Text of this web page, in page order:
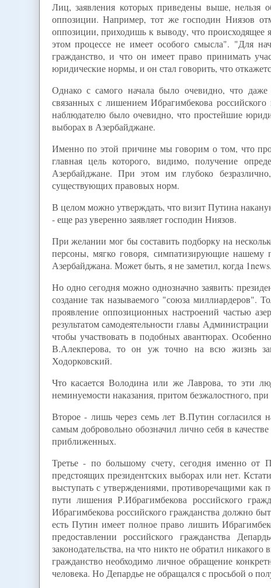
Лиц, заявления которых приведены выше, нельзя
оппозиции. Например, тот же господин Ниязов
оппозиции, приходишь к выводу, что происходящее
этом процессе не имеет особого смысла". "Для
гражданство, и что он имеет право принимать
юридические нормы, и он стал говорить, что
Однако с самого начала было очевидно, что даже
связанных с лишением Ибрагимбекова
наблюдателю было очевидно, что простейшие
выборах в Азербайджане.
Именно по этой причине мы говорим о том, что
главная цель которого, видимо, получение
Азербайджане. При этом им глубоко
существующих правовых норм.
В целом можно утверждать, что визит Путина
- еще раз уверенно заявляет господин Ниязов.
При желании мог бы составить подборку на
персоны, мягко говоря, симпатизирующие нашему
Азербайджана. Может быть, я не заметил, когда
Но одно сегодня можно однозначно заявить:
создание так называемого "союза миллиардеров".
проявление оппозиционных настроений частью
результатом самодеятельности главы
чтобы участвовать в подобных авантюрах.
В.Алекперова, то он уж точно на всю жизнь
Ходорковский.
Что касается Володина или же Лаврова, то эти
неминуемости наказания, притом безжалостного,
Второе - лишь через семь лет В.Путин
самым добровольно обозначил лично себя в
приближенных.
Третье - по большому счету, сегодня именно от
предстоящих президентских выборах или нет.
выступать с утверждениями, противоречащими как
пути лишения Р.Ибрагимбекова российского
Ибрагимбекова российского гражданства должно
есть Путин имеет полное право лишить
предоставлении российского гражданства
законодательства, на что никто не обратил
гражданство необходимо личное обращение
человека. Но Депардье не обращался с просьбой о